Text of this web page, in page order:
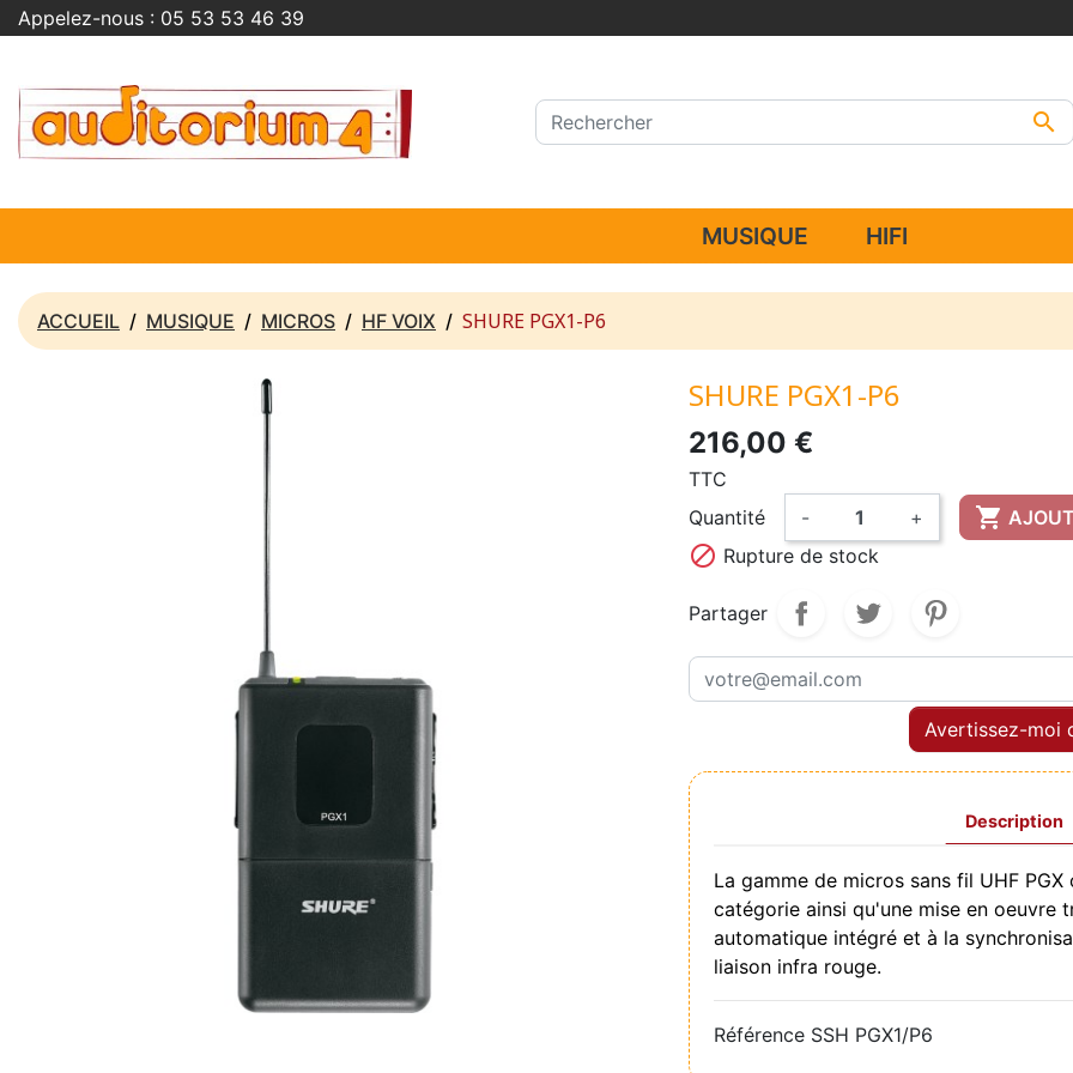
Appelez-nous : 05 53 53 46 39

MUSIQUE HIFI
ACCUEIL MUSIQUE MICROS HF VOIX SHURE PGX1-P6
SHURE PGX1-P6
216,00 €
TTC
Quantité
- + 
 Rupture de stock
Partager
Avertissez-moi
Description
La gamme de micros sans fil UHF
catégorie ainsi qu'une mise en oeuvre
automatique intégré et à la
liaison infra rouge.
Référence SSH PGX1/P6